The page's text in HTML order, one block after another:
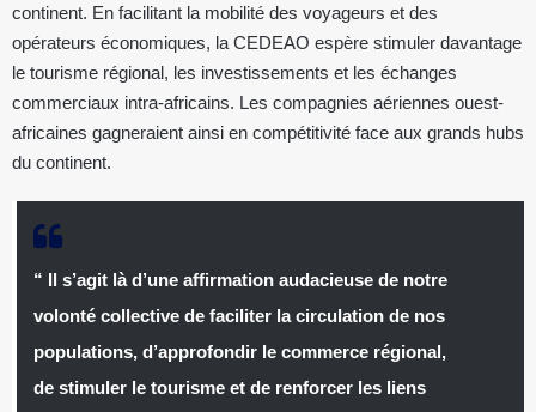
continent. En facilitant la mobilité des voyageurs et des
opérateurs économiques, la CEDEAO espère stimuler davantage
le tourisme régional, les investissements et les échanges
commerciaux intra-africains. Les compagnies aériennes ouest-
africaines gagneraient ainsi en compétitivité face aux grands hubs
du continent.
“ Il s’agit là d’une affirmation audacieuse de notre
volonté collective de faciliter la circulation de nos
populations, d’approfondir le commerce régional,
de stimuler le tourisme et de renforcer les liens